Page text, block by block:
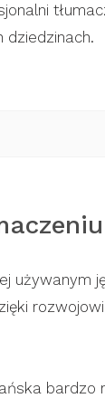
dziedzinach.
bardzo